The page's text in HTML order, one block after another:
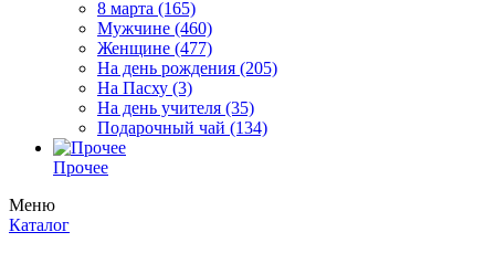
8 марта (165)
Мужчине (460)
Женщине (477)
На день рождения (205)
На Пасху (3)
На день учителя (35)
Подарочный чай (134)
Прочее
Меню
Каталог